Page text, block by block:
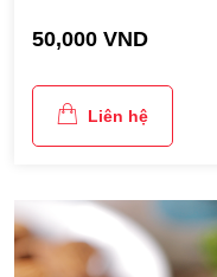
50,000 VND
Liên hệ